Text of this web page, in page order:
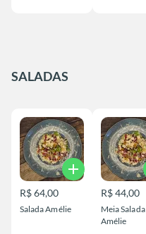
SALADAS
Salada Amélie
R$ 64,00
add
Meia Salada
Amélie
R$ 44,00